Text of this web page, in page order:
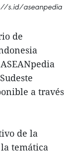
s.id/aseanpedia
de
a través
de la
temática